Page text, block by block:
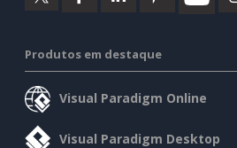
Produtos em destaque
Visual Paradigm Online
Visual Paradigm Desktop